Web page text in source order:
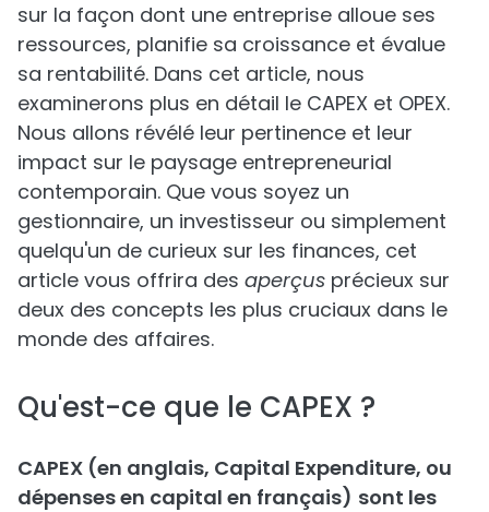
sur la façon dont une entreprise alloue ses
ressources, planifie sa croissance et évalue
sa rentabilité. Dans cet article, nous
examinerons plus en détail le CAPEX et OPEX.
Nous allons révélé leur pertinence et leur
impact sur le paysage entrepreneurial
contemporain. Que vous soyez un
gestionnaire, un investisseur ou simplement
quelqu'un de curieux sur les finances, cet
article vous offrira des aperçus précieux sur
deux des concepts les plus cruciaux dans le
monde des affaires.
Qu'est-ce que le CAPEX ?
CAPEX (en anglais, Capital Expenditure, ou
dépenses en capital en français) sont les